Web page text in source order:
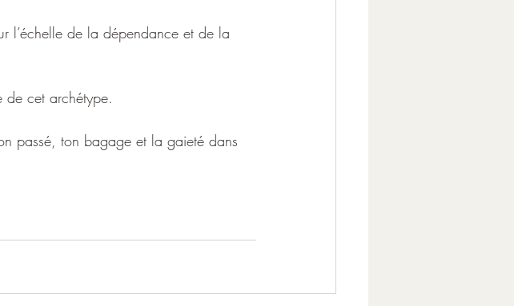
l’échelle de la dépendance et de la
de cet archétype.
passé, ton bagage et la gaieté dans